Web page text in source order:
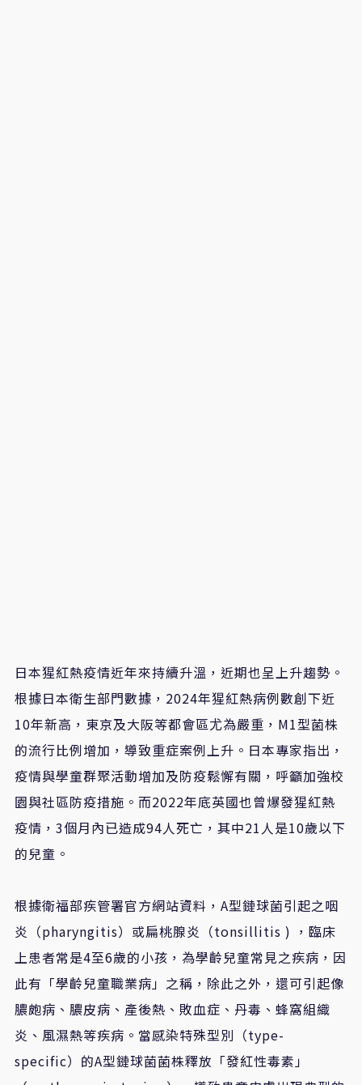
日本猩紅熱疫情近年來持續升溫，近期也呈上升趨勢。
根據日本衛生部門數據，2024年猩紅熱病例數創下近
10年新高，東京及大阪等都會區尤為嚴重，M1型菌株
的流行比例增加，導致重症案例上升。日本專家指出，
疫情與學童群聚活動增加及防疫鬆懈有關，呼籲加強校
園與社區防疫措施。而2022年底英國也曾爆發猩紅熱
疫情，3個月內已造成94人死亡，其中21人是10歲以下
的兒童。
根據衛福部疾管署官方網站資料，A型鏈球菌引起之咽
炎（pharyngitis）或扁桃腺炎（tonsillitis ) ，臨床
上患者常是4至6歲的小孩，為學齡兒童常見之疾病，因
此有「學齡兒童職業病」之稱，除此之外，還可引起像
膿皰病、膿皮病、產後熱、敗血症、丹毒、蜂窩組織
炎、風濕熱等疾病。當感染特殊型別（type-
specific）的A型鏈球菌菌株釋放「發紅性毒素」